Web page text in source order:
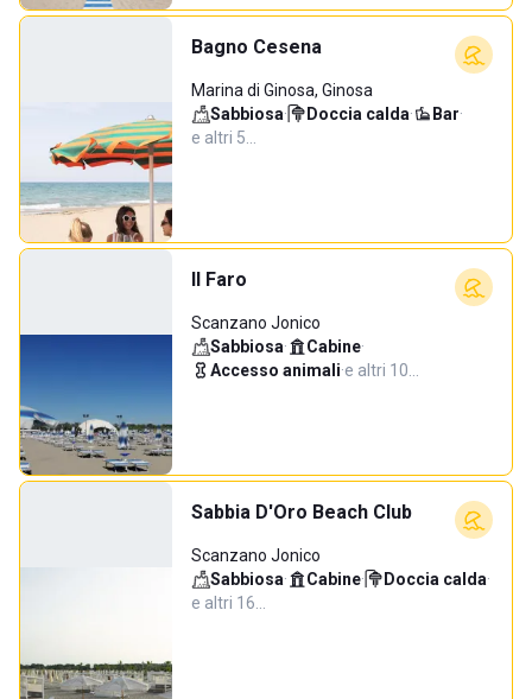
Bagno Cesena
Marina di Ginosa, Ginosa
Sabbiosa· Doccia calda· Bar·
e altri 5…
Il Faro
Scanzano Jonico
Sabbiosa· Cabine·
Accesso animali·e altri 10…
Sabbia D'Oro Beach Club
Scanzano Jonico
Sabbiosa· Cabine· Doccia calda·
e altri 16…